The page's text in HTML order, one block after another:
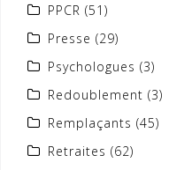
PPCR (51)
Presse (29)
Psychologues (3)
Redoublement (3)
Remplaçants (45)
Retraites (62)